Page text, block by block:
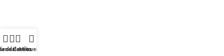
de deseos
Carrito
Mi cuenta